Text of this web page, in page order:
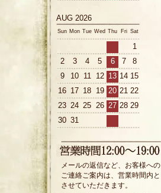
AUG 2026
Sun Mon Tue Wed Thu Fri Sat
1
2
3 4 5 6 7
8
9
10 11 12 13 14 15
16 17 18 19 20 21 22
23 24 25 26 27 28 29
30 31
メールの返信など、お客様への
ご連絡ご案内は、営業時間内と
させていただきます。